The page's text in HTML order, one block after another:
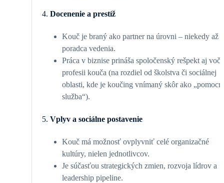
4. Docenenie a prestíž
Kouč je braný ako partner na úrovni – niekedy až
poradca vedenia.
Práca v biznise prináša spoločenský rešpekt aj voči
profesii kouča (na rozdiel od školstva či sociálnej
oblasti, kde je koučing vnímaný skôr ako
služba“).
5. Vplyv a sociálne postavenie
Kouč má možnosť ovplyvniť celé organizačné
kultúry, nielen jednotlivcov.
Je súčasťou strategických zmien, rozvoja lídrov a
leadership pipeline.